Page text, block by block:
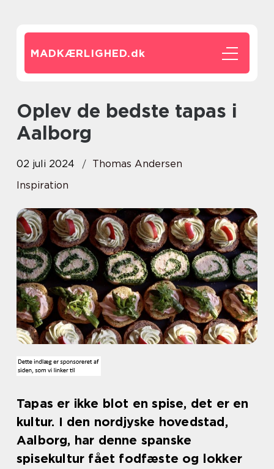
MADKÆRLIGHED.dk
Oplev de bedste tapas i
Aalborg
02 juli 2024
Thomas Andersen
Inspiration
Tapas er ikke blot en spise, det er en
kultur. I den nordjyske hovedstad,
Aalborg, har denne spanske
spisekultur fået fodfæste og lokker